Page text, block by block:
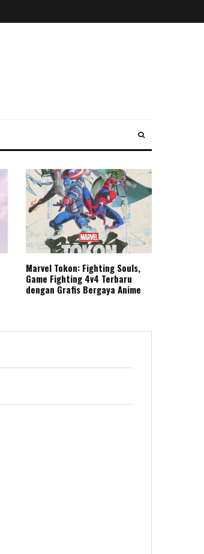
Marvel Tokon: Fighting Souls,
Game Fighting 4v4 Terbaru
dengan Grafis Bergaya Anime